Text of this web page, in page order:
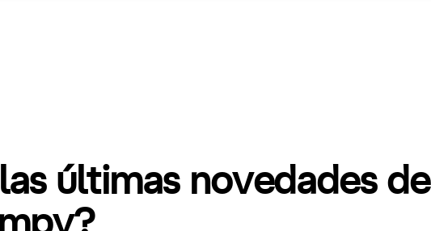
últimas novedades de